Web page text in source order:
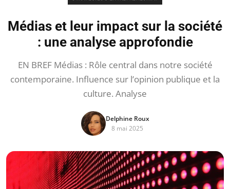
Médias et leur impact sur la société
: une analyse approfondie
EN BREF Médias : Rôle central dans notre société
contemporaine. Influence sur l’opinion publique et la
culture. Analyse
Delphine Roux
8 mai 2025